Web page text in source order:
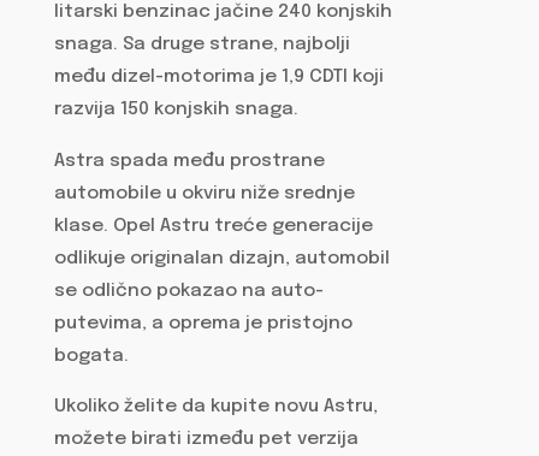
litarski benzinac jačine 240 konjskih
snaga. Sa druge strane, najbolji
među dizel-motorima je 1,9 CDTI koji
razvija 150 konjskih snaga.
Astra spada među prostrane
automobile u okviru niže srednje
klase. Opel Astru treće generacije
odlikuje originalan dizajn, automobil
se odlično pokazao na auto-
putevima, a oprema je pristojno
bogata.
Ukoliko želite da kupite novu Astru,
možete birati između pet verzija